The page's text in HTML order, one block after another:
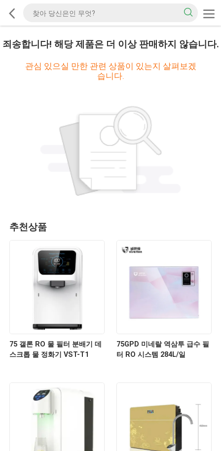
죄송합니다! 해당 제품은 더 이상 판매하지 않습니다.
관심 있으실 만한 관련 상품이 있는지 살펴보겠
습니다.
추천상품
75 갤론 RO 물 필터 분배기 데
스크톱 물 정화기 VST-T1
75GPD 미네랄 역삼투 급수 필
터 RO 시스템 284L/일